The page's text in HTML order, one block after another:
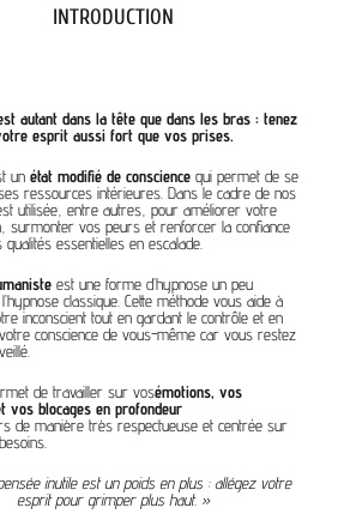
INTRODUCTION
autant dans la tête que dans les bras : tenez
esprit aussi fort que vos prises.
un état modifié de conscience qui permet de se
ressources intérieures. Dans le cadre de nos
utilisée, entre autres, pour améliorer votre
surmonter vos peurs et renforcer la confiance
essentielles en escalade.
est une forme d’hypnose un peu
classique. Cette méthode vous aide à
inconscient tout en gardant le contrôle et en
conscience de vous-même car vous restez
de travailler sur vosémotions, vos
vos blocages en profondeur
de manière très respectueuse et centrée sur
inutile est un poids en plus : allégez votre
esprit pour grimper plus haut. »